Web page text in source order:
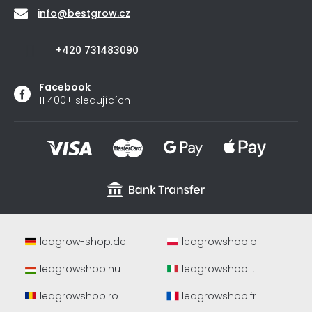
info@bestgrow.cz
+420 731483090
Facebook
11 400+ sledujících
ledgrow-shop.de
ledgrowshop.pl
ledgrowshop.hu
ledgrowshop.it
ledgrowshop.ro
ledgrowshop.fr